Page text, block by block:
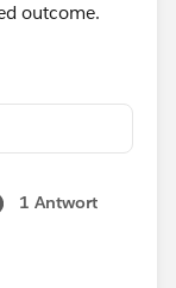
outcome.
1 Antwort